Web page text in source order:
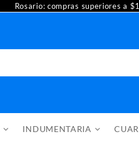
Rosario: compras superiores a
INDUMENTARIA